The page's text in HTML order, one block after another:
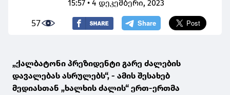
15:57 • 4 დეკემბერი, 2023
57
„ქალბატონი პრეზიდენტი გარე ძალების
დავალებას ასრულებს“, - ამის შესახებ
მედიასთან „ხალხის ძალის“ ერთ-ერთმა